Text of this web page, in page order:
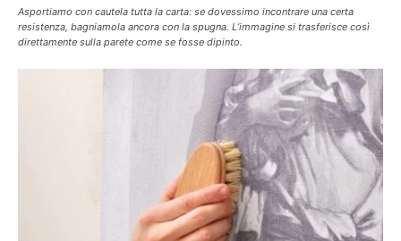
Asportiamo con cautela tutta la carta: se dovessimo incontrare una certa
resistenza, bagniamola ancora con la spugna. L’immagine si trasferisce così
direttamente sulla parete come se fosse dipinto.